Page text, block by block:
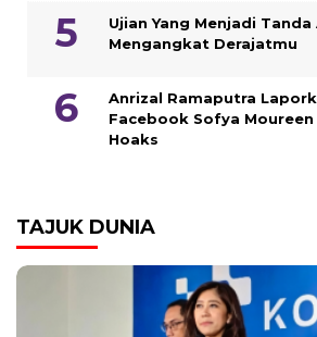
Ujian Yang Menjadi Tanda
Mengangkat Derajatmu
Anrizal Ramaputra
Facebook Sofya
Hoaks
TAJUK DUNIA